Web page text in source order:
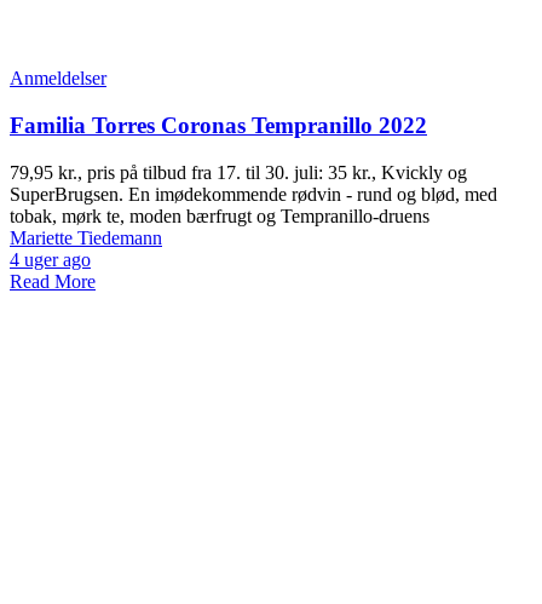
Anmeldelser
Familia Torres Coronas Tempranillo 2022
79,95 kr., pris på tilbud fra 17. til 30. juli: 35 kr., Kvickly og
SuperBrugsen. En imødekommende rødvin - rund og blød, med
tobak, mørk te, moden bærfrugt og Tempranillo-druens
Mariette Tiedemann
4 uger ago
Read More